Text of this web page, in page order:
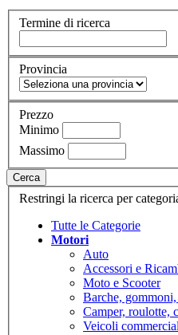
Termine di ricerca
Provincia
Prezzo
Minimo
Massimo
Cerca
Restringi la ricerca per
Tutte le Categorie
Motori
Auto
Accessori e
Moto e Scooter
Barche,
Camper, roulotte,
Veicoli